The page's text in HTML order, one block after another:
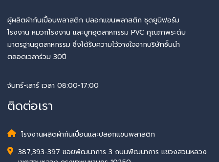
ผู้ผลิตผ้ากันเปื้อนพลาสติก ปลอกแขนพลาสติก ชุดยูนิฟอร์ม
โรงงาน หมวกโรงงาน และบูทอุตสาหกรรม PVC คุณภาพระดับ
มาตรฐานอุตสาหกรรม ซึ่งได้รับความไว้วางใจจากบริษัทชั้นนำ
ตลอดเวลาร่วม 30ปี
จันทร์-เสาร์ เวลา 08:00-17:00
ติดต่อเรา
โรงงานผลิตผ้ากันเปื้อนและปลอกแขนพลาสติก
387,393-397 ซอยพัฒนาการ 3 ถนนพัฒนาการ แขวงสวนหลวง